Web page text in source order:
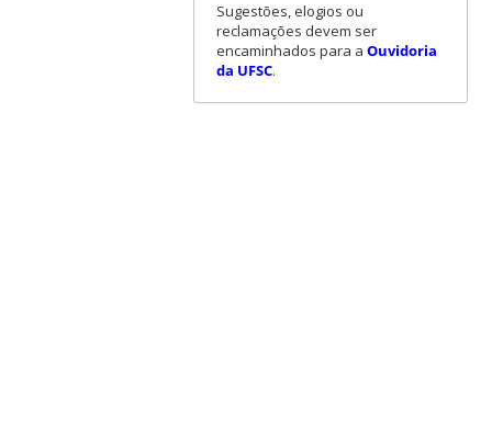
Sugestões, elogios ou
reclamações devem ser
encaminhados para a Ouvidoria
da UFSC.